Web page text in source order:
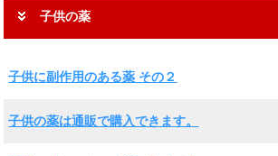
子供の薬
子供に副作用のある薬 その２
子供の薬は通販で購入できます。